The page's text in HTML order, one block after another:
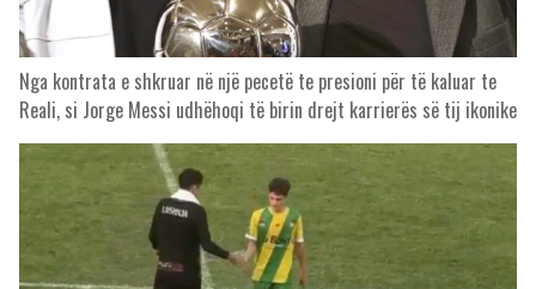
Nga kontrata e shkruar në një pecetë te presioni për të kaluar te
Reali, si Jorge Messi udhëhoqi të birin drejt karrierës së tij ikonike